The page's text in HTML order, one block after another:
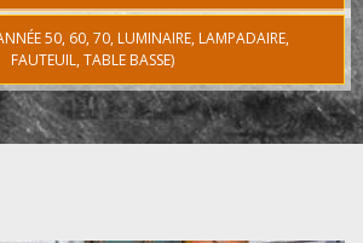
50, 60, 70, LUMINAIRE, LAMPADAIRE,
FAUTEUIL, TABLE BASSE)